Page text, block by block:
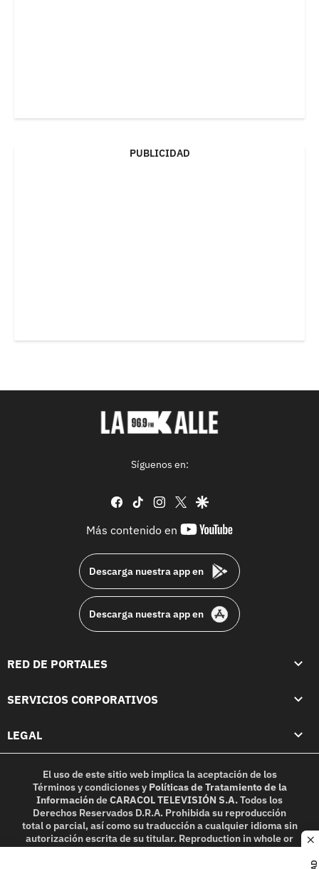
PUBLICIDAD
Síguenos en:
facebook
tiktok instagram
twittergoogle
Más contenido en
youtube-
Descarga nuestra app en
Descarga nuestra app en
RED DE PORTALES
SERVICIOS CORPORATIVOS
LEGAL
El uso de este sitio web implica la aceptación de los
Términos y condicionesy Políticas de Tratamiento de la
InformacióndeCARACOL TELEVISIÓN S.A.Todos los
Derechos Reservados D.R.A. Prohibida su reproducción
total o parcial, así como su traducción a cualquier idioma sin
autorización escrita de su titular. Reproduction in whole or
in part, or translation without written permission is